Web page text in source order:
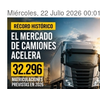
Miércoles, 22 Julio 2026 00:01